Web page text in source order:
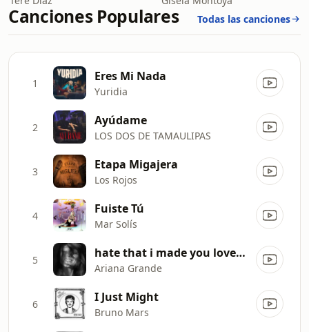
Canciones Populares Todas las canciones
1 Eres Mi Nada
Yuridia
2 Ayúdame
LOS DOS DE TAMAULIPAS
3 Etapa Migajera
Los Rojos
4 Fuiste Tú
Mar Solís
5 hate that i made you love me
Ariana Grande
6 I Just Might
Bruno Mars